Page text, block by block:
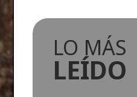
LO MÁS
LEÍDO